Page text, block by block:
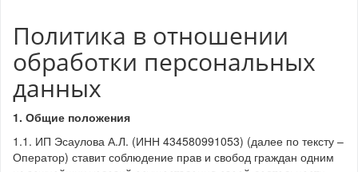
Политика в отношении
обработки персональных
данных
1. Общие положения
1.1. ИП Эсаулова А.Л. (ИНН 434580991053) (далее по тексту –
Оператор) ставит соблюдение прав и свобод граждан одним